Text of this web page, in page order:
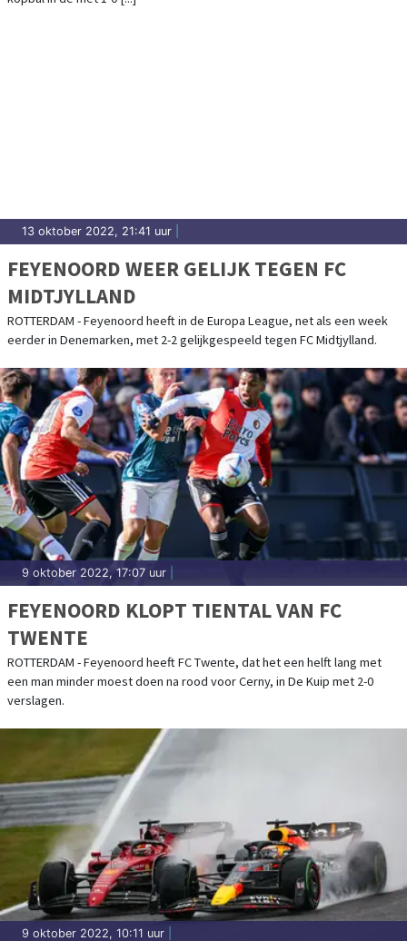
13 oktober 2022, 21:41 uur
FEYENOORD WEER GELIJK TEGEN FC
MIDTJYLLAND
ROTTERDAM - Feyenoord heeft in de Europa League, net als een week
eerder in Denemarken, met 2-2 gelijkgespeeld tegen FC Midtjylland.
9 oktober 2022, 17:07 uur
FEYENOORD KLOPT TIENTAL VAN FC
TWENTE
ROTTERDAM - Feyenoord heeft FC Twente, dat het een helft lang met
een man minder moest doen na rood voor Cerny, in De Kuip met 2-0
verslagen.
9 oktober 2022, 10:11 uur